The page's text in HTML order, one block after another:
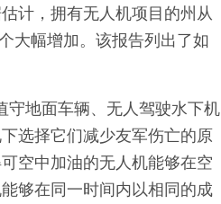
计，拥有无人机项目的州从
大幅增加。该报告列出了如
守地面车辆、无人驾驶水下机
选择它们减少友军伤亡的原
空中加油的无人机能够在空
够在同一时间内以相同的成